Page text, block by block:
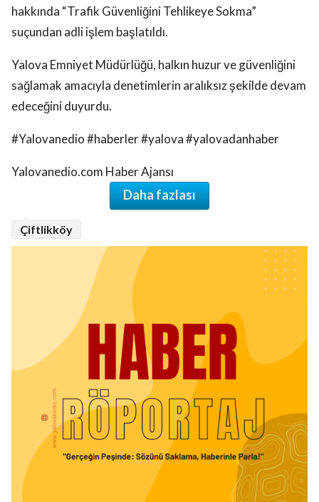
hakkında “Trafik Güvenliğini Tehlikeye Sokma”
suçundan adli işlem başlatıldı.
Yalova Emniyet Müdürlüğü, halkın huzur ve güvenliğini
sağlamak amacıyla denetimlerin aralıksız şekilde devam
edeceğini duyurdu.
#Yalovanedio #haberler #yalova #yalovadanhaber
Yalovanedio.com Haber Ajansı
Daha fazlası
Çiftlikköy